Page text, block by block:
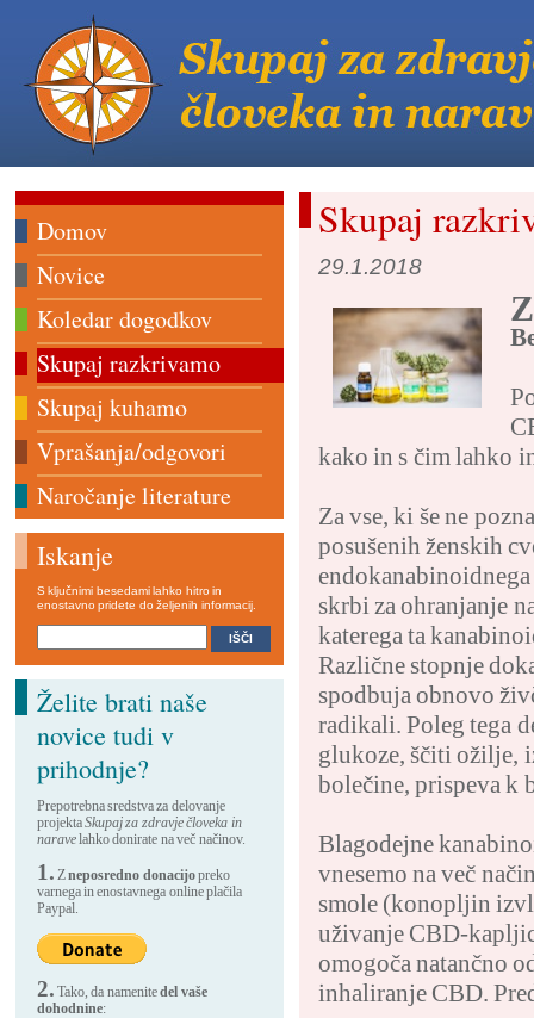
Skupaj
29.1.2018
kako in s čim lahko
Za vse, ki še ne
posušenih ženskih
skrbi za ohranjanje
katerega ta
Različne stopnje
spodbuja obnovo
radikali. Poleg tega
glukoze, ščiti ožilje,
bolečine, prispeva
Blagodejne
vnesemo na več
smole (konopljin
uživanje CBD-
omogoča natančno
inhaliranje CBD.
Domov
Novice
Koledar dogodkov
Skupaj razkrivamo
Skupaj kuhamo
Vprašanja/odgovori
Naročanje literature
Iskanje
S ključnimi besedami lahko hitro in
enostavno pridete do željenih informacij.
Želite brati naše
novice tudi v
prihodnje?
Prepotrebna sredstva za delovanje
projektaSkupaj za zdravje človeka in
naravelahko donirate na več načinov.
1. Zneposredno donacijopreko
varnega in enostavnega online plačila
Paypal.
2. Tako, da namenitedel vaše
dohodnine: